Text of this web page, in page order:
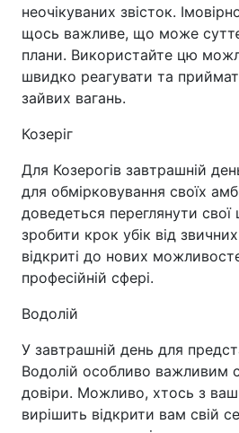
неочікуваних звісток.
щось важливе, що може
плани. Використайте цю
швидко реагувати та
зайвих вагань.
Козеріг
Для Козерогів завтрашній
для обмірковування своїх
доведеться переглянути свої
зробити крок убік від
відкриті до нових
професійній сфері.
Водолій
У завтрашній день для
Водолій особливо важливим
довіри. Можливо, хтось з
вирішить відкрити вам свій